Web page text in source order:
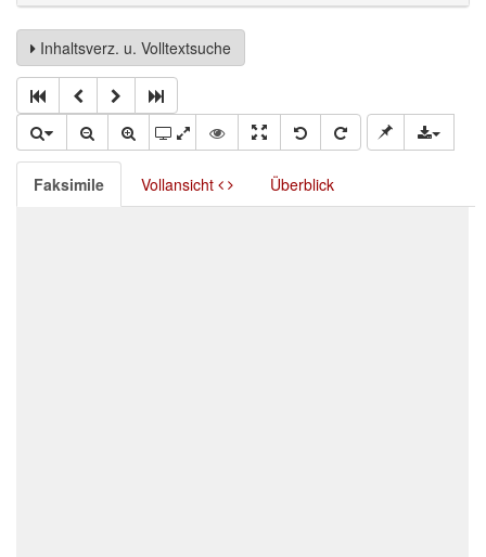
Inhaltsverz. u. Volltextsuche
Faksimile Vollansicht Überblick